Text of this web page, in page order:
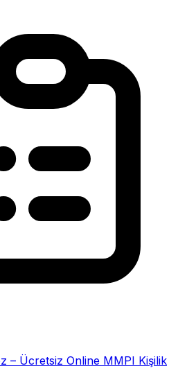
– Ücretsiz Online MMPI Kişilik